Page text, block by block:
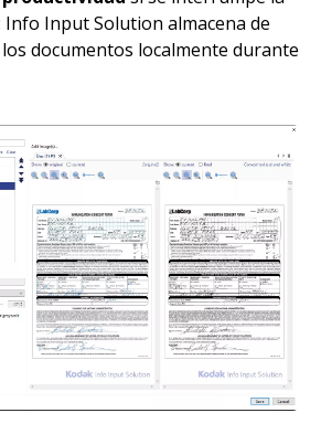
Info Input Solution almacena de
documentos localmente durante